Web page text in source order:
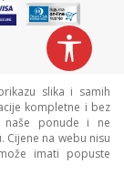
slika i samih
kompletne i bez
naše ponude i ne
na webu nisu
imati popuste